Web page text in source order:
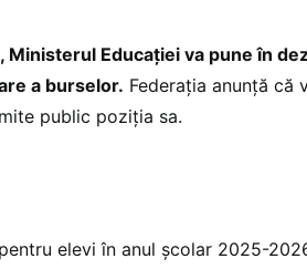
Ministerul Educației va pune în
a burselor. Federația anunță că
public poziția sa.
elevi în anul școlar 2025-